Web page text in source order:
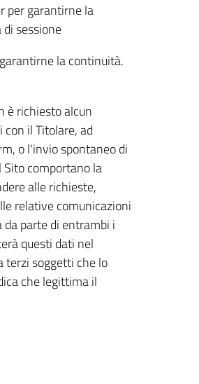
per garantirne la
sessione
la continuità.
è richiesto alcun
il Titolare, ad
o l'invio spontaneo di
comportano la
alle richieste,
relative comunicazioni
parte di entrambi i
questi dati nel
terzi soggetti che lo
che legittima il